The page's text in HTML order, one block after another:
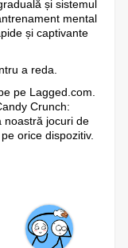
și sistemul
mental
și captivante
a reda.
pe Lagged.com.
Crunch:
noastră jocuri de
orice dispozitiv.